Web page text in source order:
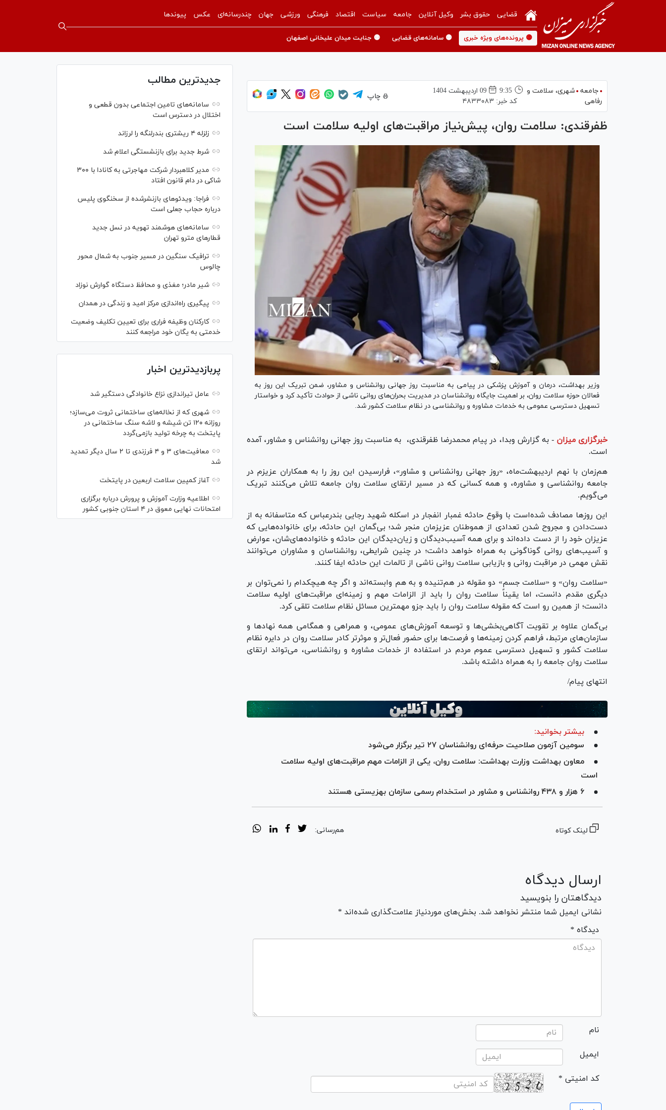
قضایی حقوق بشر وکیل آنلاین جامعه سیاست اقتصاد فرهنگی ورزشی جهان چندرسانه‌ای عکس پیوندها
🟡 پرونده‌های ویژه خبری 🟡 سامانه‌های قضایی 🟡 جنایت میدان علیخانی اصفهان
جامعه شهری،‌ سلامت و
رفاهی
9:35
09 ارديبهشت 1404
کد خبر: ۴۸۳۳۰۸۳
چاپ
ظفرقندی: سلامت روان، پیش‌نیاز مراقبت‌های اولیه سلامت است
وزیر بهداشت، درمان و آموزش پزشکی در پیامی به مناسبت روز جهانی روانشناس و مشاور، ضمن تبریک این روز به
فعالان حوزه سلامت روان، بر اهمیت جایگاه روانشناسان در مدیریت بحران‌های روانی ناشی از حوادث تأکید کرد و خواستار
تسهیل دسترسی عمومی به خدمات مشاوره و روانشناسی در نظام سلامت کشور شد.
خبرگزاری میزان - به گزارش وبدا، در پیام محمدرضا ظفرقندی، به مناسبت روز جهانی روانشناس و مشاور، آمده
است.
هم‌زمان با نهم اردیبهشت‌ماه، «روز جهانی روانشناس و مشاور»، فرارسیدن این روز را به همکاران عزیزم در
جامعه روانشناسی و مشاوره، و همه کسانی که در مسیر ارتقای سلامت روان جامعه تلاش می‌کنند تبریک
می‌گویم.
این روز‌ها مصادف شده‌است با وقوع حادثه غمبار انفجار در اسکله شهید رجایی بندرعباس که متاسفانه به از
دست‌دادن و مجروح شدن تعدادی از هموطنان عزیزمان منجر شد؛ بی‌گمان این حادثه، برای خانواده‌هایی که
عزیزان خود را از دست داده‌اند و برای همه آسیب‌دیدگان و زیان‌دیدگان این حادثه و خانواده‌های‌شان، عوارض
و آسیب‌های روانی گوناگونی به همراه خواهد داشت؛ در چنین شرایطی، روانشناسان و مشاوران می‌توانند
نقش مهمی در مراقبت روانی و بازیابی سلامت روانی ناشی از تالمات این حادثه ایفا کنند.
«سلامت روان» و «سلامت جسم» دو مقوله در هم‌تنیده و به هم وابسته‌اند و اگر چه هیچکدام را نمی‌توان بر
دیگری مقدم دانست، اما یقیناً سلامت روان را باید از الزامات مهم و زمینه‌ای مراقبت‌های اولیه سلامت
دانست؛ از همین رو است که مقوله سلامت روان را باید جزو مهمترین مسائل نظام سلامت تلقی کرد.
بی‌گمان علاوه بر تقویت آگاهی‌بخشی‌ها و توسعه آموزش‌های عمومی، و همراهی و همگامی همه نهاد‌ها و
سازمان‌های مرتبط، فراهم کردن زمینه‌ها و فرصت‌ها برای حضور فعال‌تر و موثرتر کادر سلامت روان در دایره نظام
سلامت کشور و تسهیل دسترسی عموم مردم در استفاده از خدمات مشاوره و روانشناسی، می‌تواند ارتقای
سلامت روان جامعه را به همراه داشته باشد.
انتهای پیام/
بیشتر بخوانید:
سومین آزمون صلاحیت حرفه‌ای روانشناسان ۲۷ تیر برگزار می‌شود
معاون بهداشت وزارت بهداشت: سلامت روان، یکی از الزامات مهم مراقبت‌های اولیه سلامت
است
۶ هزار و ۴۳۸ روانشناس و مشاور در استخدام رسمی سازمان بهزیستی هستند
لینک کوتاه هم‌رسانی:
ارسال دیدگاه
دیدگاهتان را بنویسید
نشانی ایمیل شما منتشر نخواهد شد. بخش‌های موردنیاز علامت‌گذاری شده‌اند *
* دیدگاه
نام
ایمیل
* کد امنیتی
جدیدترین مطالب
سامانه‌های تامین اجتماعی بدون قطعی و
اختلال در دسترس است
زلزله ۴ ریشتری بندرلنگه را لرزاند
شرط جدید برای بازنشستگی اعلام شد
مدیر کلاهبردار شرکت مهاجرتی به کانادا با ۳۰۰
شاکی در دام قانون افتاد
فراجا: ویدئو‌های بازنشرشده از سخنگوی پلیس
درباره حجاب جعلی است
سامانه‌های هوشمند تهویه در نسل جدید
قطار‌های مترو تهران
ترافیک سنگین در مسیر جنوب به شمال محور
چالوس
شیر مادر؛ مغذی و محافظ دستگاه گوارش نوزاد
پیگیری راه‌اندازی مرکز امید و زندگی در همدان
کارکنان وظیفه فراری برای تعیین تکلیف وضعیت
خدمتی به یگان خود مراجعه کنند
پربازدیدترین اخبار
عامل تیراندازی نزاع خانوادگی دستگیر شد
شهری که از نخاله‌های ساختمانی ثروت می‌سازد؛
روزانه ۱۲۰ تن شیشه و لاشه سنگ ساختمانی در
پایتخت به چرخه تولید بازمی‌گردد
معافیت‌های ۳ و ۴ فرزندی تا ۲ سال دیگر تمدید
شد
آغاز کمپین سلامت اربعین در پایتخت
اطلاعیه وزارت آموزش و پرورش درباره برگزاری
امتحانات نهایی معوق در ۴ استان جنوبی کشور